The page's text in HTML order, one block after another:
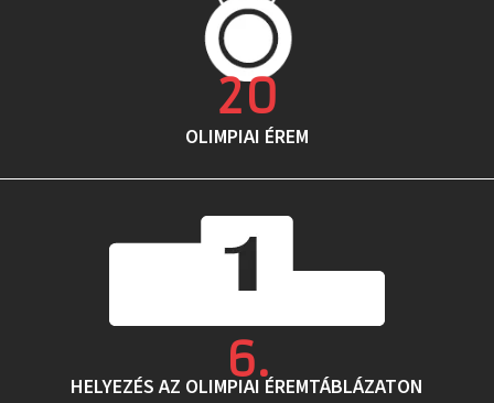
OLIMPIAI ÉREM
20
HELYEZÉS AZ OLIMPIAI ÉREMTÁBLÁZATON
6.